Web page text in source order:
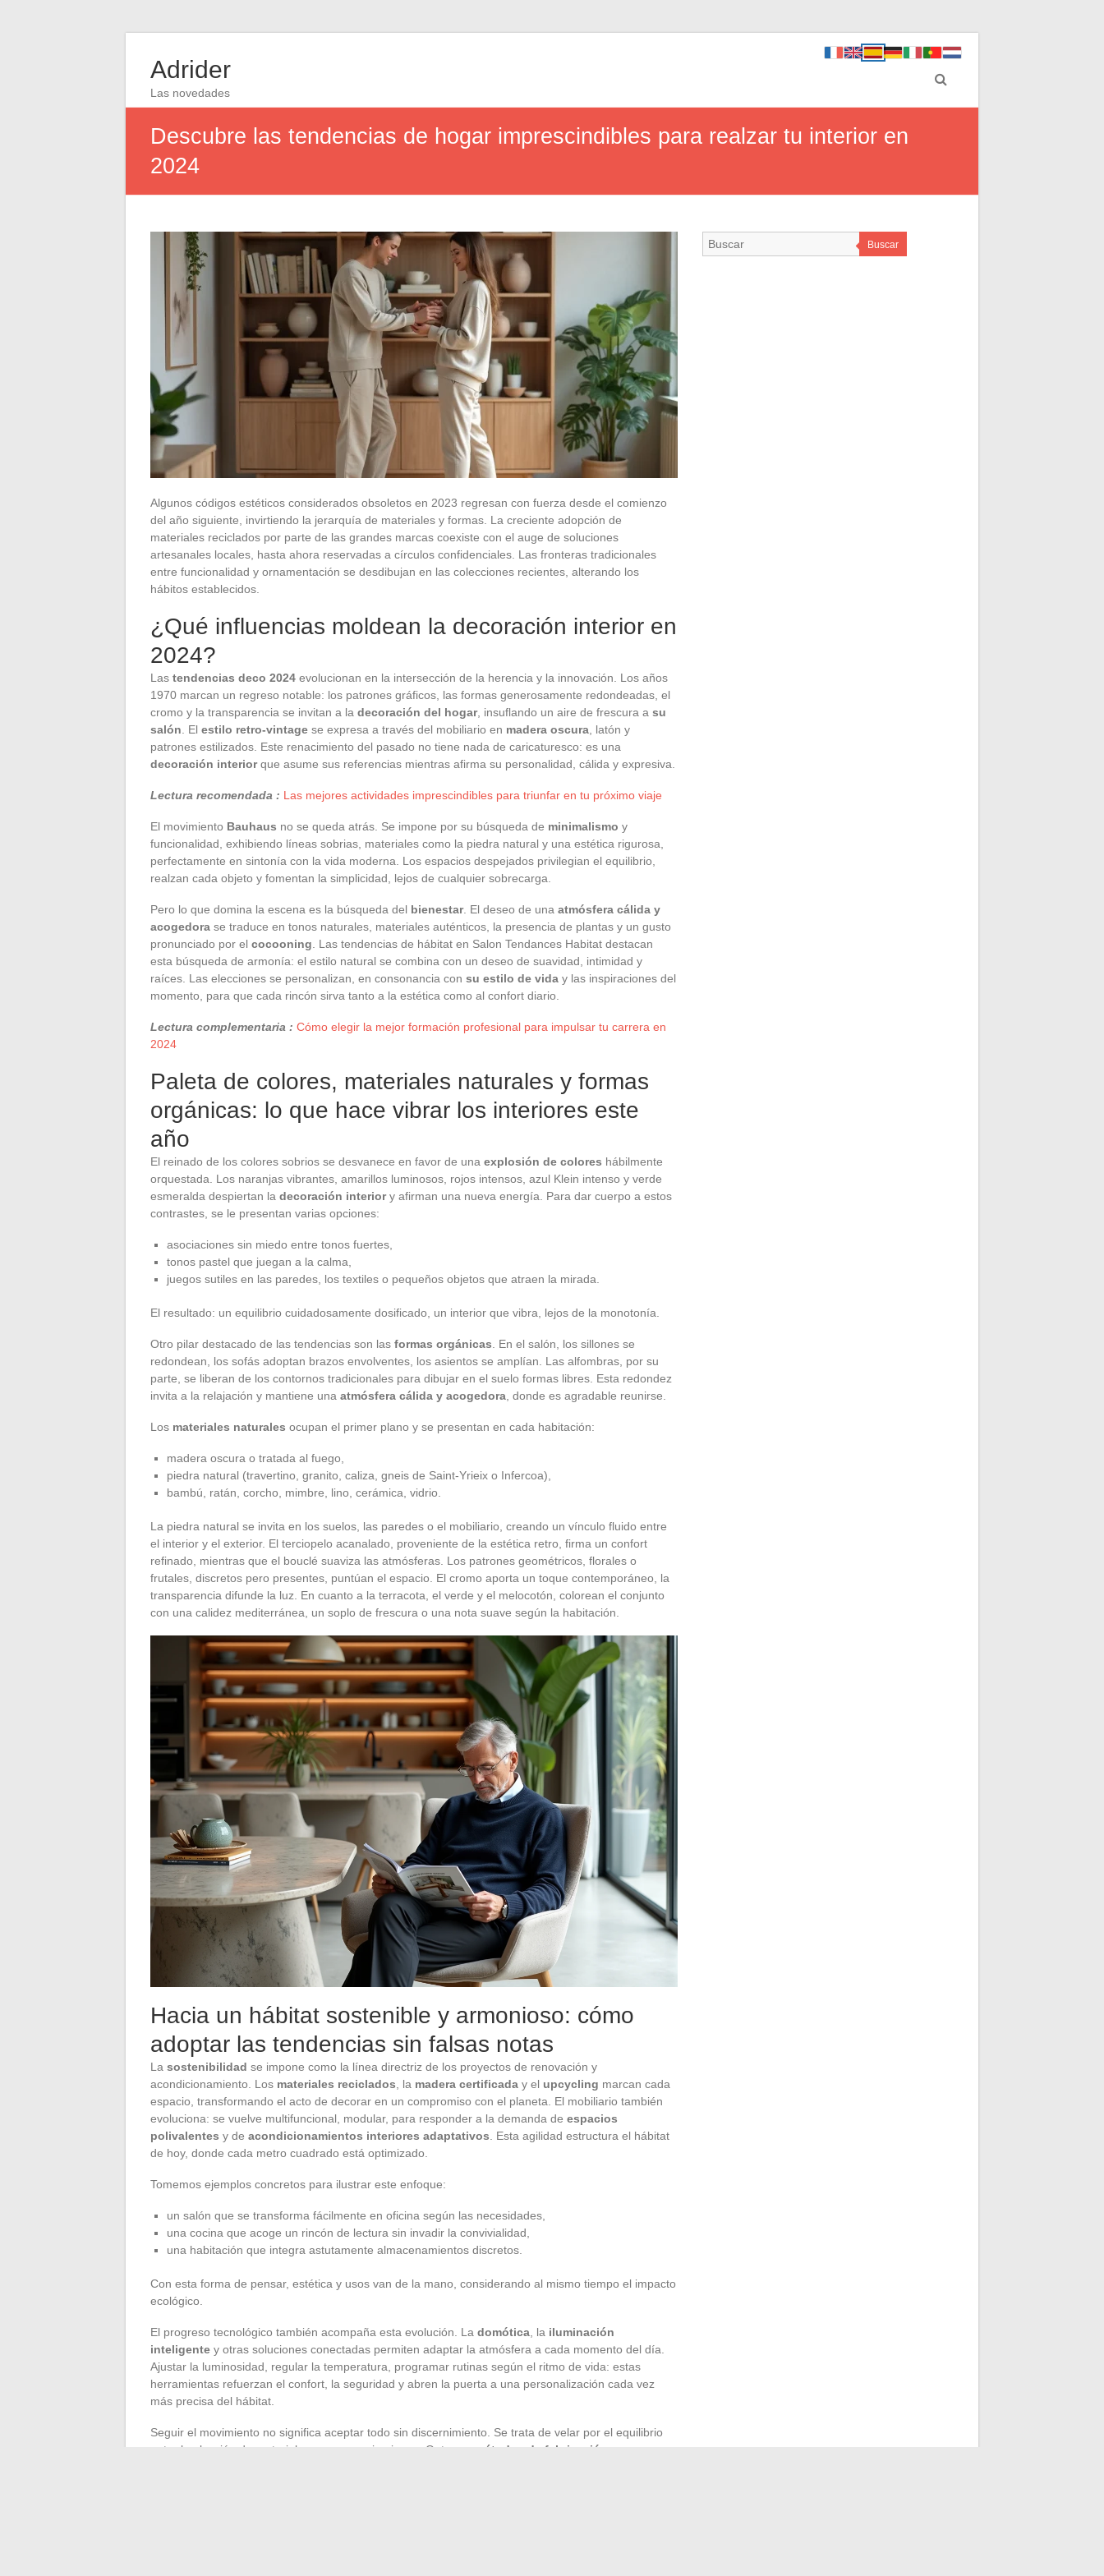
Adrider
Las novedades
Descubre las tendencias de hogar imprescindibles para realzar tu interior en
2024
Algunos códigos estéticos considerados obsoletos en 2023 regresan con fuerza desde el comienzo
del año siguiente, invirtiendo la jerarquía de materiales y formas. La creciente adopción de
materiales reciclados por parte de las grandes marcas coexiste con el auge de soluciones
artesanales locales, hasta ahora reservadas a círculos confidenciales. Las fronteras tradicionales
entre funcionalidad y ornamentación se desdibujan en las colecciones recientes, alterando los
hábitos establecidos.
¿Qué influencias moldean la decoración interior en
2024?
Las tendencias deco 2024 evolucionan en la intersección de la herencia y la innovación. Los años
1970 marcan un regreso notable: los patrones gráficos, las formas generosamente redondeadas, el
cromo y la transparencia se invitan a la decoración del hogar, insuflando un aire de frescura a su
salón . El estilo retro-vintage se expresa a través del mobiliario en madera oscura , latón y
patrones estilizados. Este renacimiento del pasado no tiene nada de caricaturesco: es una
decoración interiorque asume sus referencias mientras afirma su personalidad, cálida y expresiva.
Lectura recomendada : Las mejores actividades imprescindibles para triunfar en tu próximo viaje
El movimiento Bauhaus no se queda atrás. Se impone por su búsqueda de minimalismo y
funcionalidad, exhibiendo líneas sobrias, materiales como la piedra natural y una estética rigurosa,
perfectamente en sintonía con la vida moderna. Los espacios despejados privilegian el equilibrio,
realzan cada objeto y fomentan la simplicidad, lejos de cualquier sobrecarga.
Pero lo que domina la escena es la búsqueda del bienestar. El deseo de una atmósfera cálida y
acogedora se traduce en tonos naturales, materiales auténticos, la presencia de plantas y un gusto
pronunciado por el cocooning . Las tendencias de hábitat en Salon Tendances Habitat destacan
esta búsqueda de armonía: el estilo natural se combina con un deseo de suavidad, intimidad y
raíces. Las elecciones se personalizan, en consonancia con su estilo de vida y las inspiraciones del
momento, para que cada rincón sirva tanto a la estética como al confort diario.
Lectura complementaria : Cómo elegir la mejor formación profesional para impulsar tu carrera en
2024
Paleta de colores, materiales naturales y formas
orgánicas: lo que hace vibrar los interiores este
año
El reinado de los colores sobrios se desvanece en favor de una explosión de colores hábilmente
orquestada. Los naranjas vibrantes, amarillos luminosos, rojos intensos, azul Klein intenso y verde
esmeralda despiertan la decoración interiory afirman una nueva energía. Para dar cuerpo a estos
contrastes, se le presentan varias opciones:
asociaciones sin miedo entre tonos fuertes,
tonos pastel que juegan a la calma,
juegos sutiles en las paredes, los textiles o pequeños objetos que atraen la mirada.
El resultado: un equilibrio cuidadosamente dosificado, un interior que vibra, lejos de la monotonía.
Otro pilar destacado de las tendencias son las formas orgánicas . En el salón, los sillones se
redondean, los sofás adoptan brazos envolventes, los asientos se amplían. Las alfombras, por su
parte, se liberan de los contornos tradicionales para dibujar en el suelo formas libres. Esta redondez
invita a la relajación y mantiene una atmósfera cálida y acogedora , donde es agradable reunirse.
Los materiales naturales ocupan el primer plano y se presentan en cada habitación:
madera oscura o tratada al fuego,
piedra natural (travertino, granito, caliza, gneis de Saint-Yrieix o Infercoa),
bambú, ratán, corcho, mimbre, lino, cerámica, vidrio.
La piedra natural se invita en los suelos, las paredes o el mobiliario, creando un vínculo fluido entre
el interior y el exterior. El terciopelo acanalado, proveniente de la estética retro, firma un confort
refinado, mientras que el bouclé suaviza las atmósferas. Los patrones geométricos, florales o
frutales, discretos pero presentes, puntúan el espacio. El cromo aporta un toque contemporáneo, la
transparencia difunde la luz. En cuanto a la terracota, el verde y el melocotón, colorean el conjunto
con una calidez mediterránea, un soplo de frescura o una nota suave según la habitación.
Hacia un hábitat sostenible y armonioso: cómo
adoptar las tendencias sin falsas notas
La sostenibilidad se impone como la línea directriz de los proyectos de renovación y
acondicionamiento. Los materiales reciclados , la madera certificada y el upcycling marcan cada
espacio, transformando el acto de decorar en un compromiso con el planeta. El mobiliario también
evoluciona: se vuelve multifuncional, modular, para responder a la demanda de espacios
polivalentes y de acondicionamientos interiores adaptativos . Esta agilidad estructura el hábitat
de hoy, donde cada metro cuadrado está optimizado.
Tomemos ejemplos concretos para ilustrar este enfoque:
un salón que se transforma fácilmente en oficina según las necesidades,
una cocina que acoge un rincón de lectura sin invadir la convivialidad,
una habitación que integra astutamente almacenamientos discretos.
Con esta forma de pensar, estética y usos van de la mano, considerando al mismo tiempo el impacto
ecológico.
El progreso tecnológico también acompaña esta evolución. La domótica , la iluminación
inteligente y otras soluciones conectadas permiten adaptar la atmósfera a cada momento del día.
Ajustar la luminosidad, regular la temperatura, programar rutinas según el ritmo de vida: estas
herramientas refuerzan el confort, la seguridad y abren la puerta a una personalización cada vez
más precisa del hábitat.
Seguir el movimiento no significa aceptar todo sin discernimiento. Se trata de velar por el equilibrio
entre la elección de materiales, usos y aspiraciones. Opte por
métodos de fabricación
Buscar